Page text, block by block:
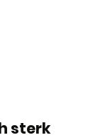
sterk